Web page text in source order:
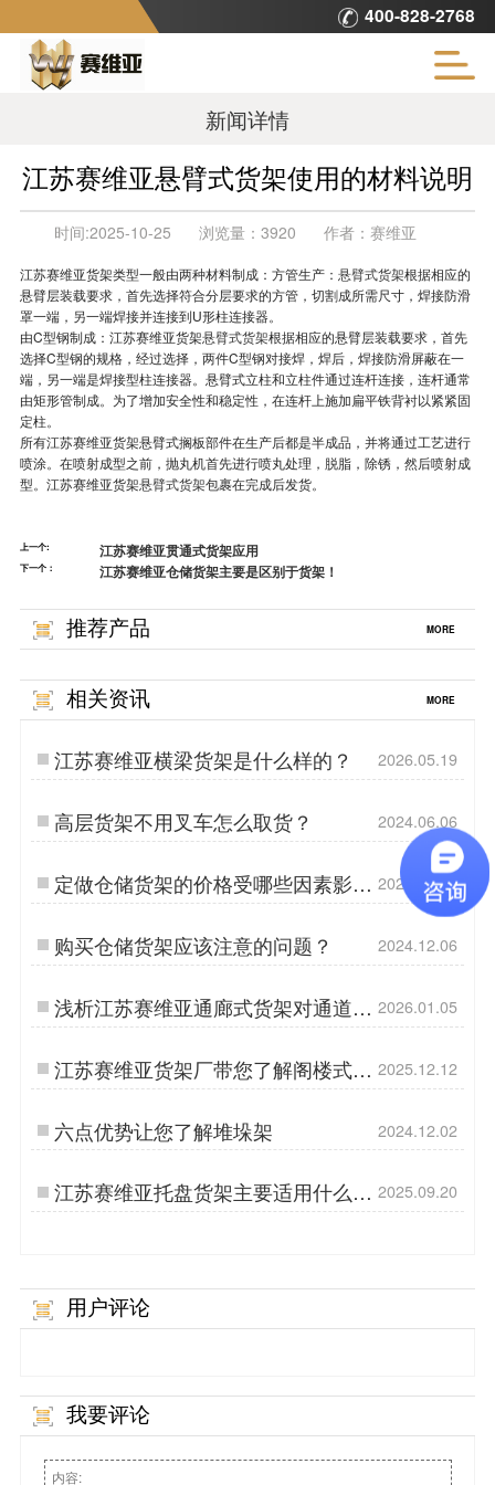
400-828-2768
新闻详情
江苏赛维亚悬臂式货架使用的材料说明
时间:2025-10-25 浏览量： 3920 作者： 赛维亚
江苏赛维亚货架类型一般由两种材料制成：方管生产： 悬臂式货架根据相应的
悬臂层装载要求，首先选择符合分层要求的方管，切割成所需尺寸，焊接防滑
罩一端，另一端焊接并连接到U形柱连接器。
由C型钢制成：江苏赛维亚货架悬臂式货架根据相应的悬臂层装载要求，首先
选择C型钢的规格，经过选择，两件C型钢对接焊，焊后，焊接防滑屏蔽在一
端，另一端是焊接型柱连接器。悬臂式立柱和立柱件通过连杆连接，连杆通常
由矩形管制成。为了增加安全性和稳定性，在连杆上施加扁平铁背衬以紧紧固
定柱。
所有江苏赛维亚货架悬臂式搁板部件在生产后都是半成品，并将通过工艺进行
喷涂。在喷射成型之前，抛丸机首先进行喷丸处理，脱脂，除锈，然后喷射成
型。江苏赛维亚货架悬臂式货架包裹在完成后发货。
上一个: 江苏赛维亚贯通式货架应用
下一个： 江苏赛维亚仓储货架主要是区别于货架！
推荐产品 MORE
相关资讯 MORE
江苏赛维亚横梁货架是什么样的？ 2026.05.19
高层货架不用叉车怎么取货？ 2024.06.06
定做仓储货架的价格受哪些因素影
响?
2024.10.28
购买仓储货架应该注意的问题？ 2024.12.06
浅析江苏赛维亚通廊式货架对通道的
要求
2026.01.05
江苏赛维亚货架厂带您了解阁楼式货
架
2025.12.12
六点优势让您了解堆垛架 2024.12.02
江苏赛维亚托盘货架主要适用什么货
物？
2025.09.20
用户评论
我要评论